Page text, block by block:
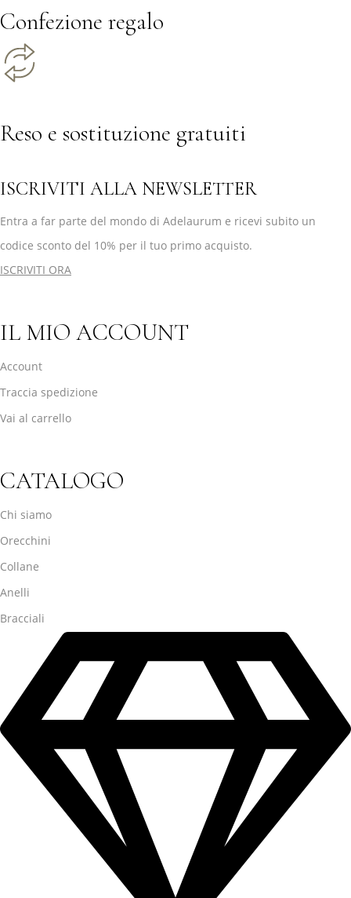
Confezione regalo
Reso e sostituzione gratuiti
ISCRIVITI ALLA NEWSLETTER
Entra a far parte del mondo di Adelaurum e ricevi subito un
codice sconto del 10% per il tuo primo acquisto.
ISCRIVITI ORA
IL MIO ACCOUNT
Account
Traccia spedizione
Vai al carrello
CATALOGO
Chi siamo
Orecchini
Collane
Anelli
Bracciali